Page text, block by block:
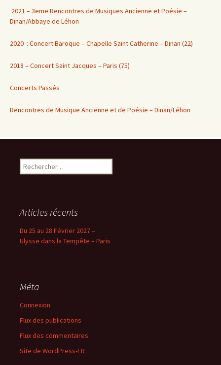
2021 – 3eme Rencontres de Musiques Ancienne et Poésie –
Dinan/Abbaye de Léhon
2020 : Concert Baroque – Chapelle Saint Catherine – Dinan (22)
2018 – Concert Saint Jacques – Paris (75)
Concerts Passés
Rencontres de Musique Ancienne et de Poésie – Dinan/Léhon
Rechercher :
Articles récents
Du 25 au 28 Février 2027 –
Ulysse dans la Tempête – Paris
Méta
Connexion
Flux des publications
Flux des commentaires
Site de WordPress-FR